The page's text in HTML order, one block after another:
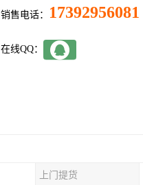
销售电话： 17392956081
在线QQ：
上门提货